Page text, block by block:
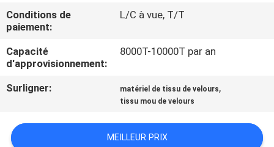
DE
QUALITÉ
CONTACTEZ-
NOUS
NOUVELLES
Conditions de
paiement:
L/C à vue, T/T
Capacité
d'approvisionnement:
8000T-10000T par an
Surligner: matériel de tissu de velours,
tissu mou de velours
MEILLEUR PRIX